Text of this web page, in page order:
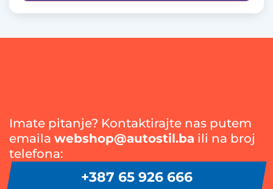
Imate pitanje? Kontaktirajte nas putem
emaila webshop@autostil.ba ili na broj
telefona:
+387 65 926 666